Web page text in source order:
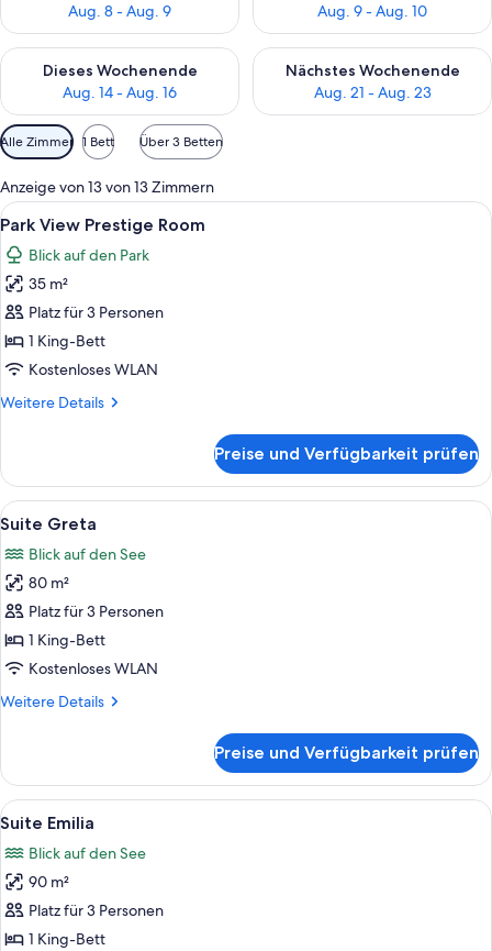
Aug. 8 - Aug. 9
Aug. 9 - Aug. 10
Dieses Wochenende
Aug. 14 - Aug. 16
Überprüfe die Verfügbarkeit für dieses Wochenende, Aug. 14
Nächstes Wochenende
Aug. 21 - Aug. 23
Überprüfe die Verfügbarkeit
Verfügbare
Filter
für
Zimmer
Alle Zimmer 1 Bett Über 3 Betten
Anzeige von 13 von 13 Zimmern
Alle
Fotos
für
Park
View
Prestige
Room
Ein Schlafzimmer mit einem großen
5
Park View Prestige Room
Blick auf den Park
35 m²
Platz für 3 Personen
1 King-Bett
Kostenloses WLAN
Weitere Details
Weitere
View
Prestige
Room
Preise und Verfügbarkeit prüfen
Alle
Fotos
für
Suite
Greta
anzeigen
Ein Hotelzimmer mit einem großen
5
Suite Greta
Blick auf den See
80 m²
Platz für 3 Personen
1 King-Bett
Kostenloses WLAN
Weitere Details
Weitere
Greta
Preise und Verfügbarkeit prüfen
Alle
Fotos
für
Suite
Emilia
anzeigen
Ein Schlafzimmer mit einem großen
5
Suite Emilia
Blick auf den See
90 m²
Platz für 3 Personen
1 King-Bett